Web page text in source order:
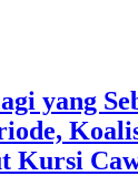
yang
Kursi